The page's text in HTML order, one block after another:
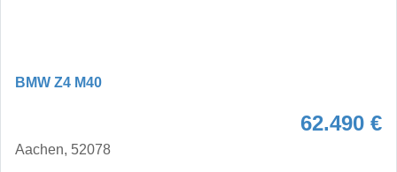
BMW Z4 M40
62.490 €
Aachen, 52078